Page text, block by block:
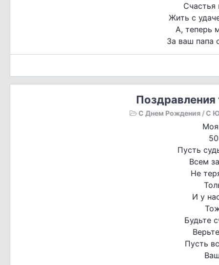
Жить с
А, теперь
За ваш папа
С Днем Рождения/ С
Пусть
Всем
Не
И у
Будьте
Пусть